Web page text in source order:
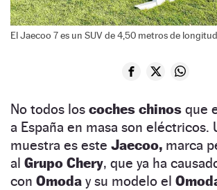
El Jaecoo 7 es un SUV de 4,50 metros de longitud.
No todos los coches chinos que
a España en masa son eléctricos.
muestra es este Jaecoo, marca
al Grupo Chery, que ya ha
con Omoda y su modelo el